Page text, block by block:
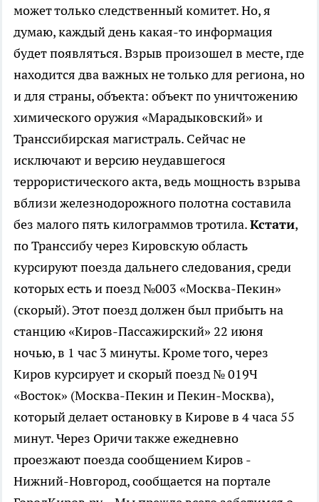
может только следственный комитет. Но, я
думаю, каждый день какая-то информация
будет появляться. Взрыв произошел в месте, где
находится два важных не только для региона, но
и для страны, объекта: объект по уничтожению
химического оружия «Марадыковский» и
Транссибирская магистраль. Сейчас не
исключают и версию неудавшегося
террористического акта, ведь мощность взрыва
вблизи железнодорожного полотна составила
без малого пять килограммов тротила.Кстати,
по Транссибу через Кировскую область
курсируют поезда дальнего следования, среди
которых есть и поезд №003 «Москва-Пекин»
(скорый). Этот поезд должен был прибыть на
станцию «Киров-Пассажирский» 22 июня
ночью, в 1 час 3 минуты. Кроме того, через
Киров курсирует и скорый поезд № 019Ч
«Восток» (Москва-Пекин и Пекин-Москва),
который делает остановку в Кирове в 4 часа 55
минут. Через Оричи также ежедневно
проезжают поезда сообщением Киров -
Нижний-Новгород, сообщается на портале